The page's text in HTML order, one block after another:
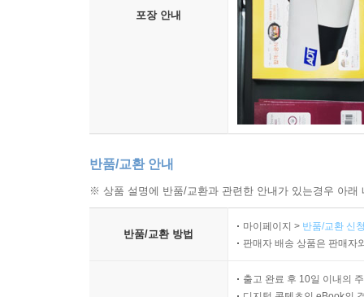
포장 안내
반품/교환 안내
※ 상품 설명에 반품/교환과 관련한 안내가 있는경우 아
반품/교환 방법
마이페이지 > 반품/교환 신
판매자 배송 상품은 판매자
출고 완료 후 10일 이내의